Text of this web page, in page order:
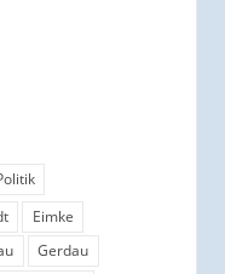
Eimke
Gerdau